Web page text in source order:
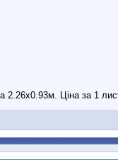
2.26х0.93м. Ціна за 1